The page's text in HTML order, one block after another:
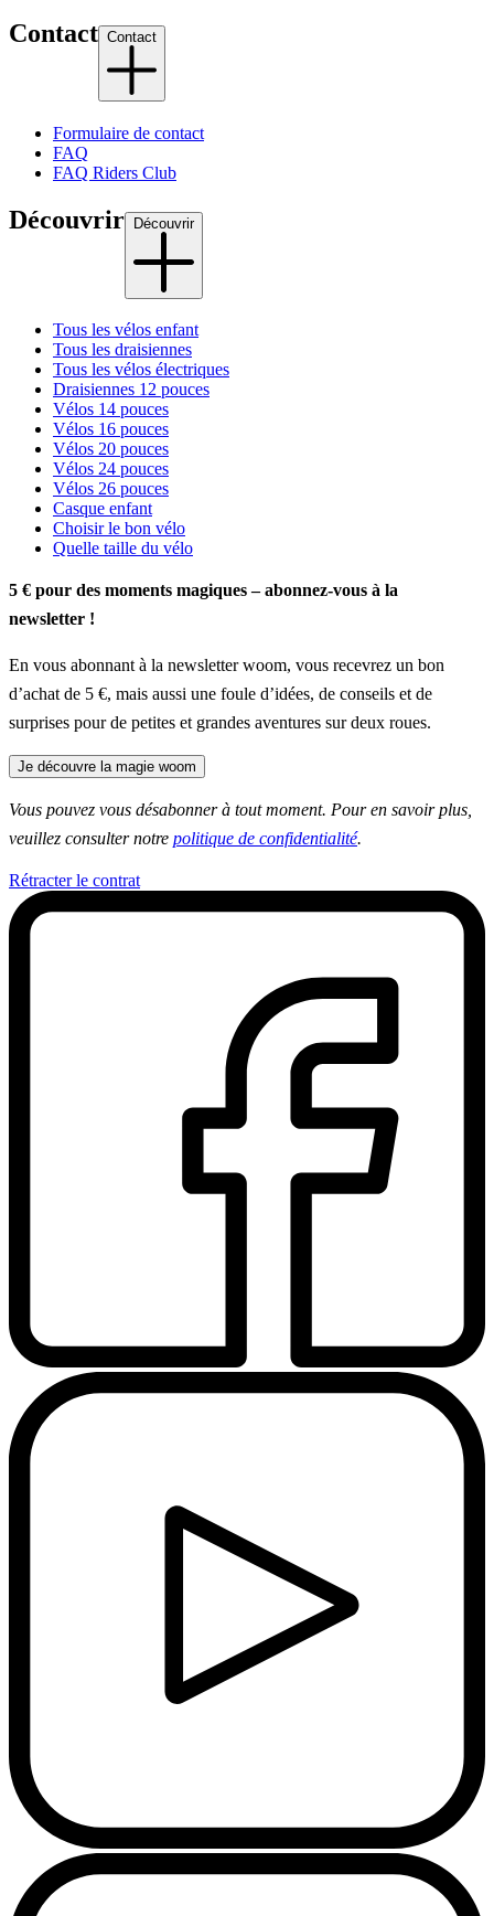
Contact Contact
Formulaire de contact
FAQ
FAQ Riders Club
Découvrir Découvrir
Tous les vélos enfant
Tous les draisiennes
Tous les vélos électriques
Draisiennes 12 pouces
Vélos 14 pouces
Vélos 16 pouces
Vélos 20 pouces
Vélos 24 pouces
Vélos 26 pouces
Casque enfant
Choisir le bon vélo
Quelle taille du vélo
5 € pour des moments magiques – abonnez-vous à la
newsletter !
En vous abonnant à la newsletter woom, vous recevrez un bon
d’achat de 5 €, mais aussi une foule d’idées, de conseils et de
surprises pour de petites et grandes aventures sur deux roues.
Je découvre la magie woom
Vous pouvez vous désabonner à tout moment. Pour en savoir plus,
veuillez consulter notre politique de confidentialité.
Rétracter le contrat